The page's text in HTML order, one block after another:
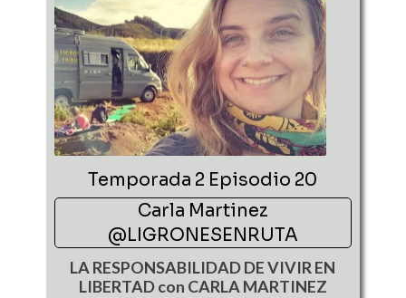
Temporada 2 Episodio 20
Carla Martinez
@LIGRONESENRUTA
LA RESPONSABILIDAD DE VIVIR EN
LIBERTAD con CARLA MARTINEZ